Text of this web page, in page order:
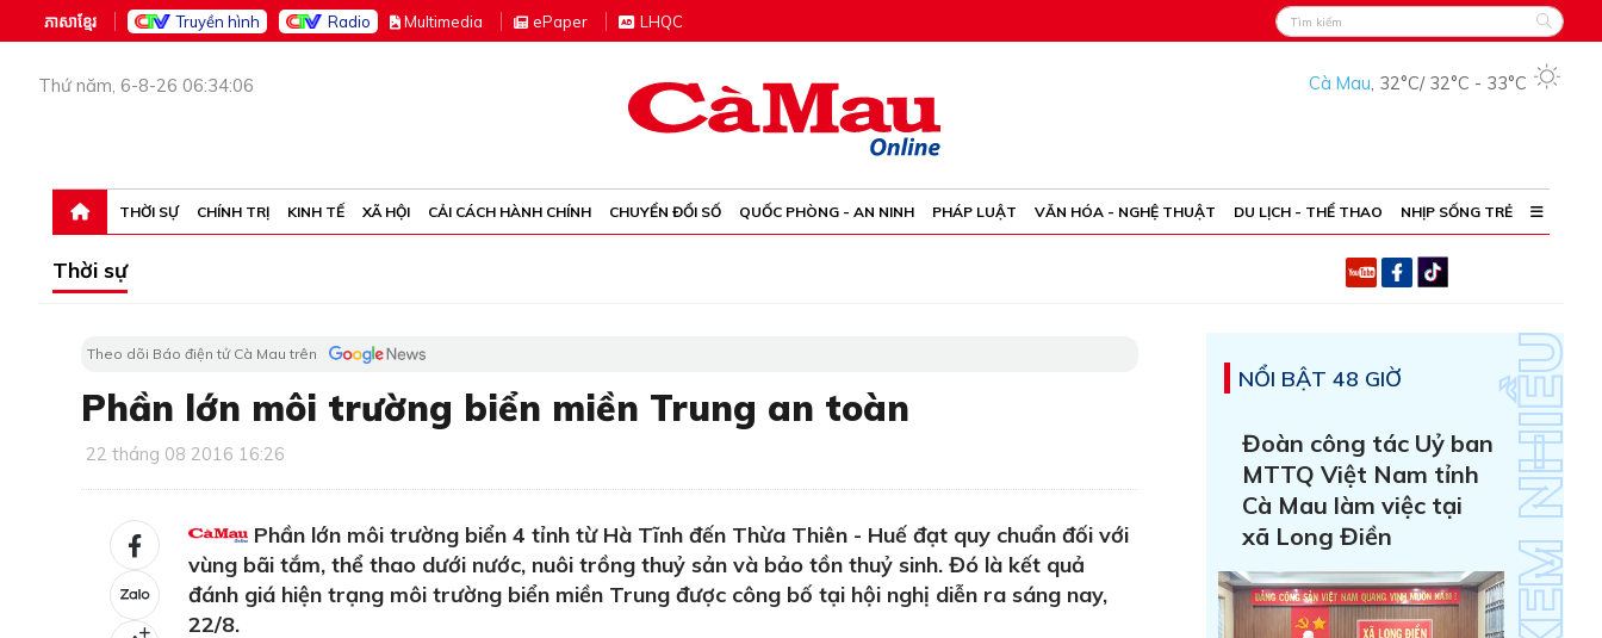
ភាសាខ្មែរ Truyền hình Radio Multimedia ePaper LHQC
Thứ năm, 6-8-26 06:34:06 Cà Mau, 32°C/ 32°C - 33°C
THỜI SỰ CHÍNH TRỊ KINH TẾ XÃ HỘI CẢI CÁCH HÀNH CHÍNH CHUYỂN ĐỔI SỐ QUỐC PHÒNG - AN NINH PHÁP LUẬT VĂN HÓA - NGHỆ THUẬT DU LỊCH - THỂ THAO NHỊP SỐNG TRẺ
Thời sự
Theo dõi Báo điện tử Cà Mau trên
Phần lớn môi trường biển miền Trung an toàn
22 tháng 08 2016 16:26
+
Phần lớn môi trường biển 4 tỉnh từ Hà Tĩnh đến Thừa Thiên - Huế đạt quy chuẩn đối với
vùng bãi tắm, thể thao dưới nước, nuôi trồng thuỷ sản và bảo tồn thuỷ sinh. Đó là kết quả
đánh giá hiện trạng môi trường biển miền Trung được công bố tại hội nghị diễn ra sáng nay,
22/8.
NỔI BẬT 48 GIỜ
Đoàn công tác Uỷ ban
MTTQ Việt Nam tỉnh
Cà Mau làm việc tại
xã Long Điền